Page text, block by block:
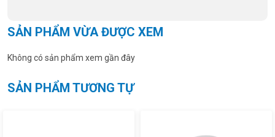
SẢN PHẨM VỪA ĐƯỢC XEM
Không có sản phẩm xem gần đây
SẢN PHẨM TƯƠNG TỰ